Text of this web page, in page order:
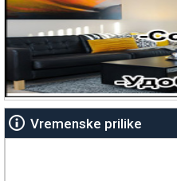
Vremenske prilike